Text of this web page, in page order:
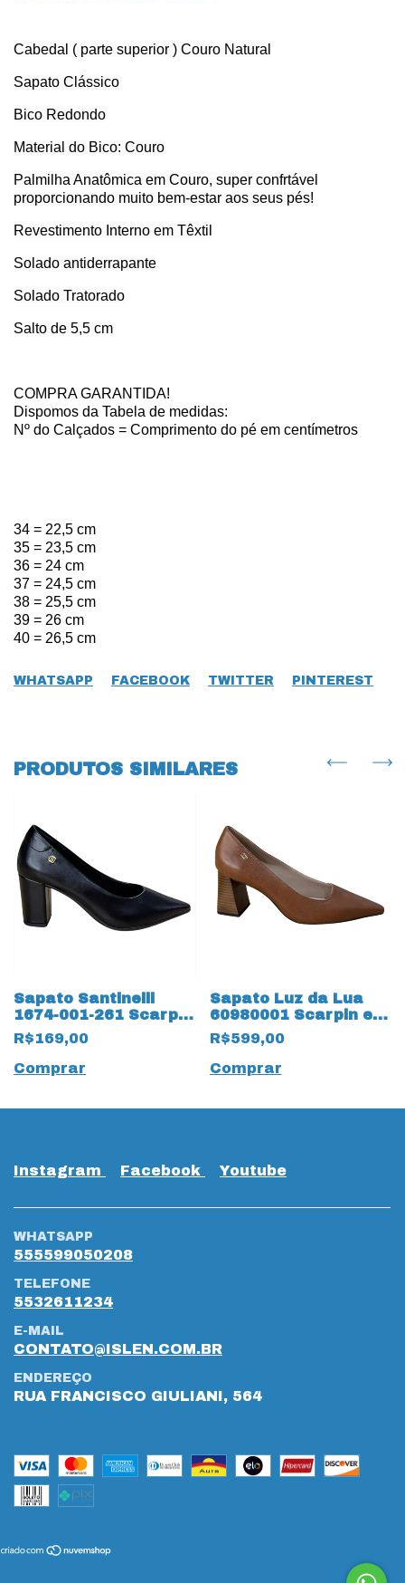
Cabedal ( parte superior ) Couro Natural
Sapato Clássico
Bico Redondo
Material do Bico: Couro
Palmilha Anatômica em Couro, super confrtável
proporcionando muito bem-estar aos seus pés!
Revestimento Interno em Têxtil
Solado antiderrapante
Solado Tratorado
Salto de 5,5 cm
COMPRA GARANTIDA!
Dispomos da Tabela de medidas:
Nº do Calçados = Comprimento do pé em centímetros
34 = 22,5 cm
35 = 23,5 cm
36 = 24 cm
37 = 24,5 cm
38 = 25,5 cm
39 = 26 cm
40 = 26,5 cm
WHATSAPP FACEBOOK TWITTER PINTEREST
PRODUTOS SIMILARES
Sapato Santinelli
1674-001-261 Scarpin
Clássico 19524 Preto
R$169,00
Comprar
Sapato Luz da Lua
60980001 Scarpin em
couro Natural 19551
Montenapoleone
R$599,00
Comprar
Instagram Facebook Youtube
WHATSAPP
555599050208
TELEFONE
5532611234
E-MAIL
CONTATO@ISLEN.COM.BR
ENDEREÇO
RUA FRANCISCO GIULIANI, 564